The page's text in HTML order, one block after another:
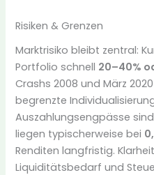
Risiken & Grenzen
Marktrisiko bleibt zentral:
Portfolio schnell 20–40%
Crashs 2008 und März
begrenzte
Auszahlungsengpässe
liegen typischerweise bei
Renditen langfristig.
Liquiditätsbedarf und